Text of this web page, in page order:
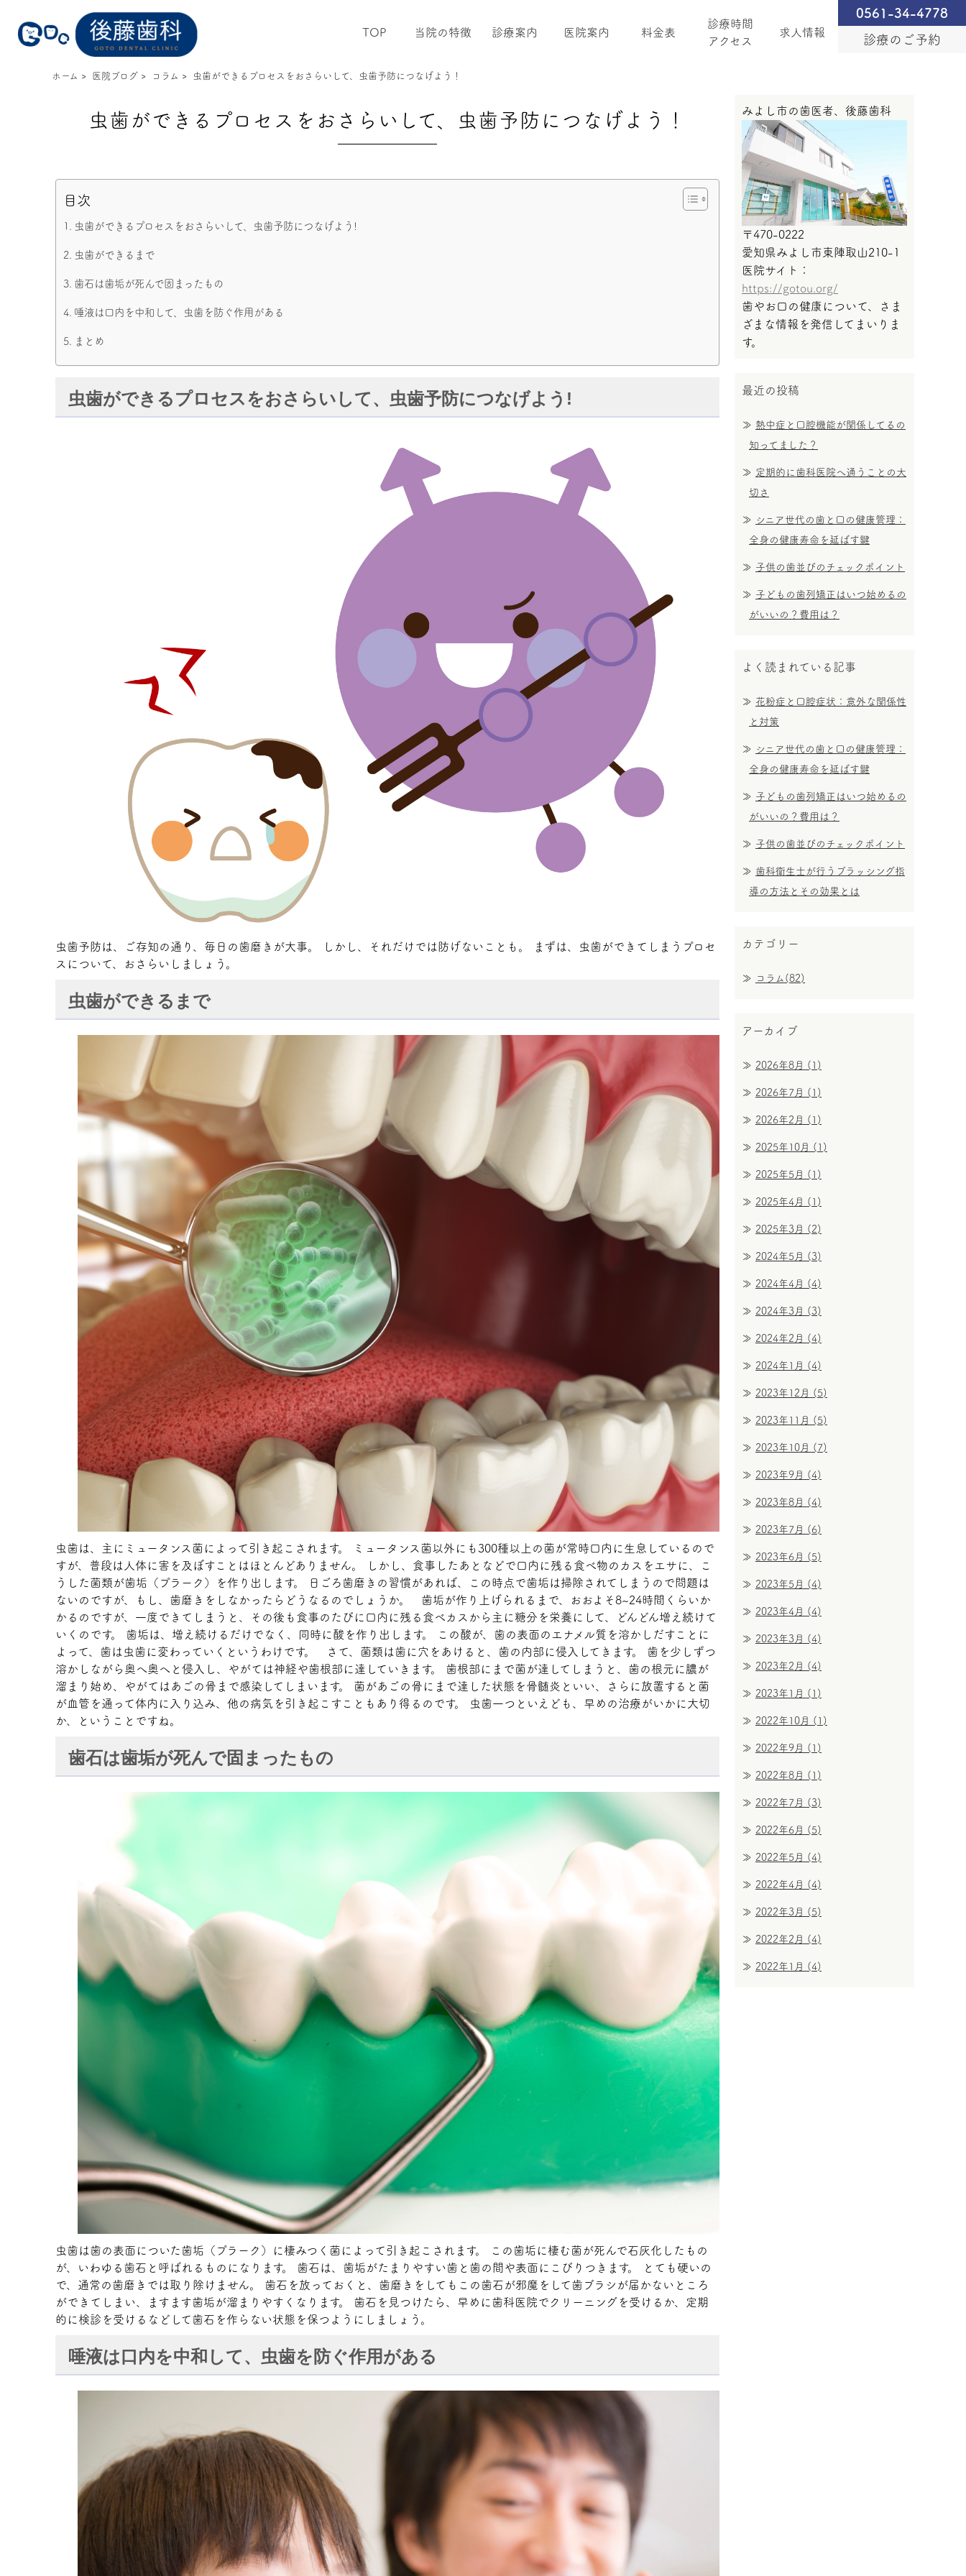
TOP 当院の特徴 診療案内 医院案内 料金表
診療時間
アクセス
求人情報
0561-34-4778
診療のご予約
ホーム > 医院ブログ > コラム > 虫歯ができるプロセスをおさらいして、虫歯予防につなげよう！
虫歯ができるプロセスをおさらいして、虫歯予防につなげよう！
目次
虫歯ができるプロセスをおさらいして、虫歯予防につなげよう!
虫歯ができるまで
歯石は歯垢が死んで固まったもの
唾液は口内を中和して、虫歯を防ぐ作用がある
まとめ
虫歯ができるプロセスをおさらいして、虫歯予防につなげよう!
虫歯予防は、ご存知の通り、毎日の歯磨きが大事。 しかし、それだけでは防げないことも。 まずは、虫歯ができてしまうプロセ
スについて、おさらいしましょう。
虫歯ができるまで
虫歯は、主にミュータンス菌によって引き起こされます。 ミュータンス菌以外にも300種以上の菌が常時口内に生息しているので
すが、普段は人体に害を及ぼすことはほとんどありません。 しかし、食事したあとなどで口内に残る食べ物のカスをエサに、こ
うした菌類が歯垢（プラーク）を作り出します。 日ごろ歯磨きの習慣があれば、この時点で歯垢は掃除されてしまうので問題は
ないのですが、もし、歯磨きをしなかったらどうなるのでしょうか。 歯垢が作り上げられるまで、おおよそ8~24時間くらいか
かるのですが、一度できてしまうと、その後も食事のたびに口内に残る食べカスから主に糖分を栄養にして、どんどん増え続けて
いくのです。 歯垢は、増え続けるだけでなく、同時に酸を作り出します。 この酸が、歯の表面のエナメル質を溶かしだすことに
よって、歯は虫歯に変わっていくというわけです。 さて、菌類は歯に穴をあけると、歯の内部に侵入してきます。 歯を少しずつ
溶かしながら奥へ奥へと侵入し、やがては神経や歯根部に達していきます。 歯根部にまで菌が達してしまうと、歯の根元に膿が
溜まり始め、やがてはあごの骨まで感染してしまいます。 菌があごの骨にまで達した状態を骨髄炎といい、さらに放置すると菌
が血管を通って体内に入り込み、他の病気を引き起こすこともあり得るのです。 虫歯一つといえども、早めの治療がいかに大切
か、ということですね。
歯石は歯垢が死んで固まったもの
虫歯は歯の表面についた歯垢（プラーク）に棲みつく菌によって引き起こされます。 この歯垢に棲む菌が死んで石灰化したもの
が、いわゆる歯石と呼ばれるものになります。 歯石は、歯垢がたまりやすい歯と歯の間や表面にこびりつきます。 とても硬いの
で、通常の歯磨きでは取り除けません。 歯石を放っておくと、歯磨きをしてもこの歯石が邪魔をして歯ブラシが届かないところ
ができてしまい、ますます歯垢が溜まりやすくなります。 歯石を見つけたら、早めに歯科医院でクリーニングを受けるか、定期
的に検診を受けるなどして歯石を作らない状態を保つようにしましょう。
唾液は口内を中和して、虫歯を防ぐ作用がある
みよし市の歯医者、後藤歯科
〒470-0222
愛知県みよし市東陣取山210-1
医院サイト：
https://gotou.org/
歯やお口の健康について、さま
ざまな情報を発信してまいりま
す。
最近の投稿
熱中症と口腔機能が関係してるの
知ってました？
定期的に歯科医院へ通うことの大
切さ
シニア世代の歯と口の健康管理：
全身の健康寿命を延ばす鍵
子供の歯並びのチェックポイント
子どもの歯列矯正はいつ始めるの
がいいの？費用は？
よく読まれている記事
花粉症と口腔症状：意外な関係性
と対策
シニア世代の歯と口の健康管理：
全身の健康寿命を延ばす鍵
子どもの歯列矯正はいつ始めるの
がいいの？費用は？
子供の歯並びのチェックポイント
歯科衛生士が行うブラッシング指
導の方法とその効果とは
カテゴリー
コラム(82)
アーカイブ
2026年8月 (1)
2026年7月 (1)
2026年2月 (1)
2025年10月 (1)
2025年5月 (1)
2025年4月 (1)
2025年3月 (2)
2024年5月 (3)
2024年4月 (4)
2024年3月 (3)
2024年2月 (4)
2024年1月 (4)
2023年12月 (5)
2023年11月 (5)
2023年10月 (7)
2023年9月 (4)
2023年8月 (4)
2023年7月 (6)
2023年6月 (5)
2023年5月 (4)
2023年4月 (4)
2023年3月 (4)
2023年2月 (4)
2023年1月 (1)
2022年10月 (1)
2022年9月 (1)
2022年8月 (1)
2022年7月 (3)
2022年6月 (5)
2022年5月 (4)
2022年4月 (4)
2022年3月 (5)
2022年2月 (4)
2022年1月 (4)